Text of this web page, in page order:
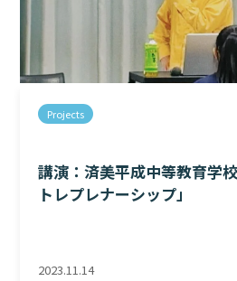
Projects
講演：済美平成中等教育学
トレプレナーシップ」
2023.11.14